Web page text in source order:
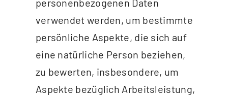
personenbezogenen Daten
verwendet werden, um bestimmte
persönliche Aspekte, die sich auf
eine natürliche Person beziehen,
zu bewerten, insbesondere, um
Aspekte bezüglich Arbeitsleistung,